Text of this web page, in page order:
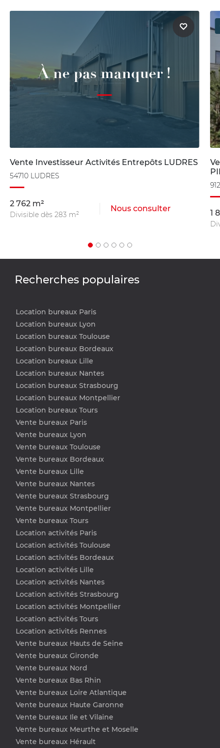
À ne pas manquer !
Vente Investisseur Activités Entrepôts LUDRES
54710 LUDRES
2 762 m²
Divisible dès 283 m²
Nous consulter 1
Recherches populaires
Location bureaux Paris
Location bureaux Lyon
Location bureaux Toulouse
Location bureaux Bordeaux
Location bureaux Lille
Location bureaux Nantes
Location bureaux Strasbourg
Location bureaux Montpellier
Location bureaux Tours
Vente bureaux Paris
Vente bureaux Lyon
Vente bureaux Toulouse
Vente bureaux Bordeaux
Vente bureaux Lille
Vente bureaux Nantes
Vente bureaux Strasbourg
Vente bureaux Montpellier
Vente bureaux Tours
Location activités Paris
Location activités Toulouse
Location activités Bordeaux
Location activités Lille
Location activités Nantes
Location activités Strasbourg
Location activités Montpellier
Location activités Tours
Location activités Rennes
Vente bureaux Hauts de Seine
Vente bureaux Gironde
Vente bureaux Nord
Vente bureaux Bas Rhin
Vente bureaux Loire Atlantique
Vente bureaux Haute Garonne
Vente bureaux Ile et Vilaine
Vente bureaux Meurthe et Moselle
Vente bureaux Hérault